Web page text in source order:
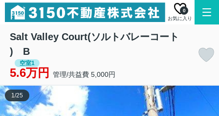
お気に入り
0
Salt Valley Court(ソルトバレーコート
) B
空室1
5.6万円 管理/共益費 5,000円
1/25